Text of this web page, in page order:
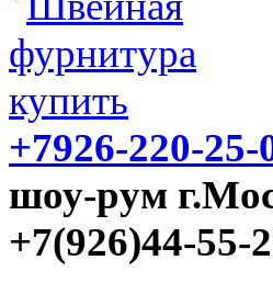
+7926-220-25-
шоу-рум
+7(926)44-55-